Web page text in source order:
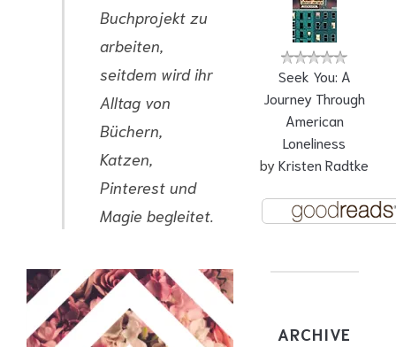
Buchprojekt zu
arbeiten,
seitdem wird ihr
Alltag von
Büchern,
Katzen,
Pinterest und
Magie begleitet.
Seek You: A
Journey Through
American
Loneliness
byKristen Radtke
ARCHIVE